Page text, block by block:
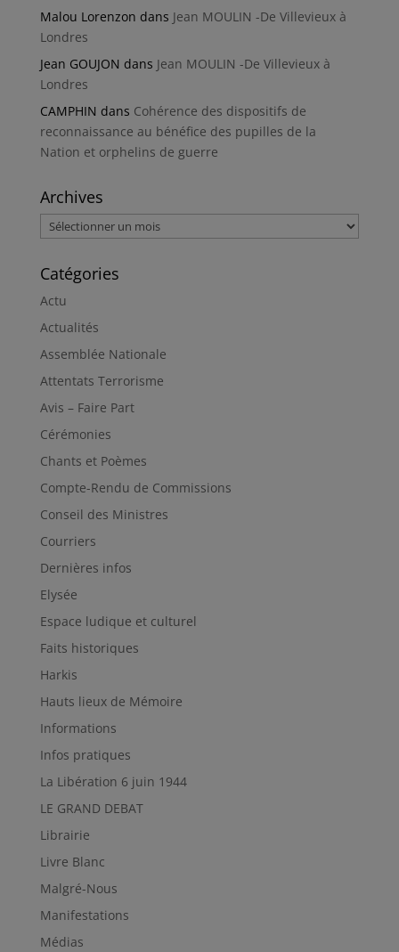
Malou Lorenzon dans Jean MOULIN -De Villevieux à
Londres
Jean GOUJON dans Jean MOULIN -De Villevieux à
Londres
CAMPHIN dans Cohérence des dispositifs de
reconnaissance au bénéfice des pupilles de la
Nation et orphelins de guerre
Archives
Archives
Catégories
Actu
Actualités
Assemblée Nationale
Attentats Terrorisme
Avis – Faire Part
Cérémonies
Chants et Poèmes
Compte-Rendu de Commissions
Conseil des Ministres
Courriers
Dernières infos
Elysée
Espace ludique et culturel
Faits historiques
Harkis
Hauts lieux de Mémoire
Informations
Infos pratiques
La Libération 6 juin 1944
LE GRAND DEBAT
Librairie
Livre Blanc
Malgré-Nous
Manifestations
Médias